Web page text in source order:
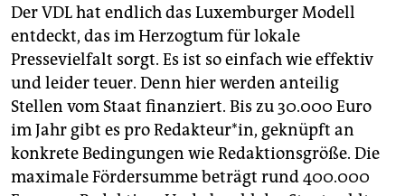
Der VDL hat endlich das Luxemburger Modell
entdeckt, das im Herzogtum für lokale
Pressevielfalt sorgt. Es ist so einfach wie effektiv
und leider teuer. Denn hier werden anteilig
Stellen vom Staat finanziert. Bis zu 30.000 Euro
im Jahr gibt es pro Redakteur*in, geknüpft an
konkrete Bedingungen wie Redaktionsgröße. Die
maximale Fördersumme beträgt rund 400.000